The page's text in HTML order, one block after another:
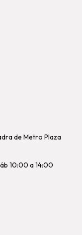
de Metro Plaza
10:00 a 14:00